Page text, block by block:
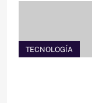
TECNOLOGÍA